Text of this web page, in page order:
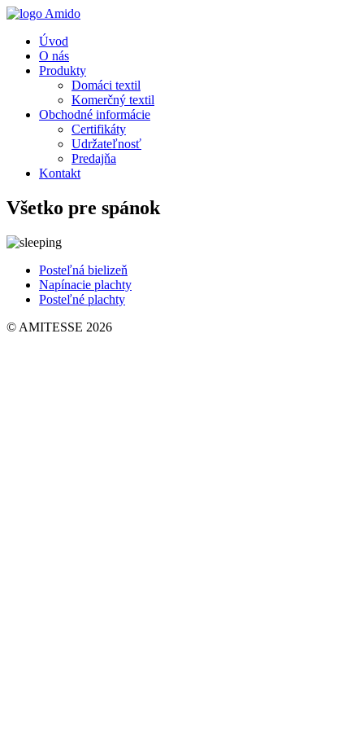
Úvod
O nás
Produkty
Domáci textil
Komerčný textil
Obchodné informácie
Certifikáty
Udržateľnosť
Predajňa
Kontakt
Všetko pre spánok
Posteľná bielizeň
Napínacie plachty
Posteľné plachty
© AMITESSE 2026